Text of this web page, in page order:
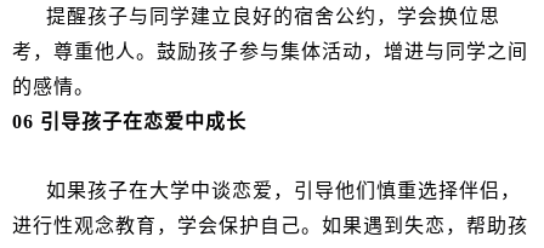
提醒孩子与同学建立良好的宿舍公约，学会换位思
考，尊重他人。鼓励孩子参与集体活动，增进与同学之间
的感情。
06 引导孩子在恋爱中成长
如果孩子在大学中谈恋爱，引导他们慎重选择伴侣，
进行性观念教育，学会保护自己。如果遇到失恋，帮助孩